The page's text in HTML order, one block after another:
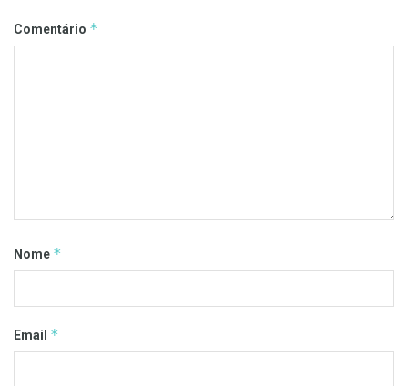
Comentário *
Nome *
Email *